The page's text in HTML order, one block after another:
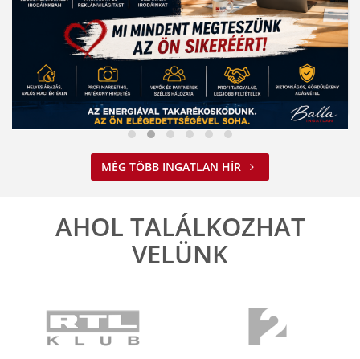
Nem spórolunk az energiával
ELOLVASOM
MÉG TÖBB INGATLAN HÍR
AHOL TALÁLKOZHAT
VELÜNK